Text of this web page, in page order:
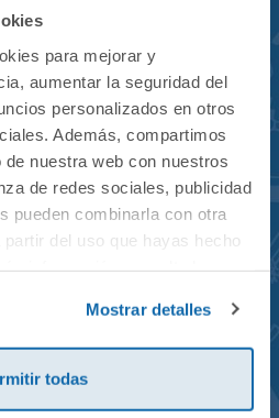
para mejorar y
aumentar la seguridad del
personalizados en otros
Además, compartimos
nuestra web con nuestros
de redes sociales, publicidad
pueden combinarla con otra
del uso que hayas hecho
Mostrar detalles
todas
21x10x28cm